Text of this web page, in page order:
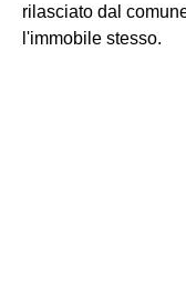
rilasciato dal
l'immobile stesso.